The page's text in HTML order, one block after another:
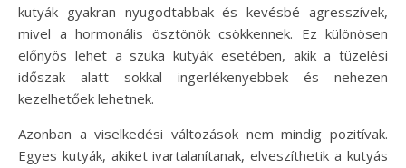
kutyák gyakran nyugodtabbak és kevésbé agresszívek,
mivel a hormonális ösztönök csökkennek. Ez különösen
előnyös lehet a szuka kutyák esetében, akik a tüzelési
időszak alatt sokkal ingerlékenyebbek és nehezen
kezelhetőek lehetnek.
Azonban a viselkedési változások nem mindig pozitívak.
Egyes kutyák, akiket ivartalanítanak, elveszíthetik a kutyás